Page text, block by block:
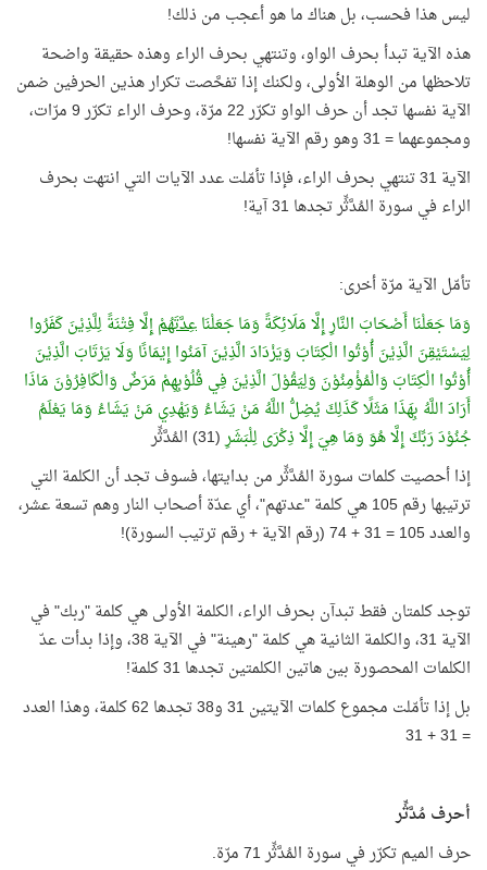
ليس هذا فحسب، بل هناك ما هو أعجب من ذلك!
هذه الآية تبدأ بحرف الواو، وتنتهي بحرف الراء وهذه حقيقة واضحة
تلاحظها من الوهلة الأولى، ولكنك إذا تفحَّصت تكرار هذين الحرفين ضمن
الآية نفسها تجد أن حرف الواو تكرّر 22 مرّة، وحرف الراء تكرّر 9 مرّات،
ومجموعهما = 31 وهو رقم الآية نفسها!
الآية 31 تنتهي بحرف الراء، فإذا تأمّلت عدد الآيات التي انتهت بحرف
الراء في سورة المُدَّثِّر تجدها 31 آية!
تأمّل الآية مرّة أخرى:
وَمَا جَعَلْنَا أَصْحَابَ النَّارِ إِلَّا مَلَائِكَةً وَمَا جَعَلْنَاعِدَّتَهُمْإِلَّا فِتْنَةً لِلَّذِيْنَ كَفَرُوا
لِيَسْتَيْقِنَ الَّذِيْنَ أُوْتُوا الْكِتَابَ وَيَزْدَادَ الَّذِيْنَ آمَنُوا إِيْمَانًا وَلَا يَرْتَابَ الَّذِيْنَ
أُوْتُوا الْكِتَابَ وَالْمُؤْمِنُوْنَ وَلِيَقُوْلَ الَّذِيْنَ فِي قُلُوْبِهِمْ مَرَضٌ وَالْكَافِرُوْنَ مَاذَا
أَرَادَ اللَّهُ بِهَذَا مَثَلًا كَذَلِكَ يُضِلُّ اللَّهُ مَنْ يَشَاءُ وَيَهْدِي مَنْ يَشَاءُ وَمَا يَعْلَمُ
جُنُوْدَ رَبِّكَ إِلَّا هُوَ وَمَا هِيَ إِلَّا ذِكْرَى لِلْبَشَرِ(31) المُدَّثِّر
إذا أحصيت كلمات سورة المُدَّثِّر من بدايتها، فسوف تجد أن الكلمة التي
ترتيبها رقم 105 هي كلمة "عدتهم"، أي عدّة أصحاب النار وهم تسعة عشر،
والعدد 105 = 31 + 74 (رقم الآية + رقم ترتيب السورة)!
توجد كلمتان فقط تبدآن بحرف الراء، الكلمة الأولى هي كلمة "ربك" في
الآية 31، والكلمة الثانية هي كلمة "رهينة" في الآية 38، وإذا بدأت عدّ
الكلمات المحصورة بين هاتين الكلمتين تجدها 31 كلمة!
بل إذا تأمّلت مجموع كلمات الآيتين 31 و38 تجدها 62 كلمة، وهذا العدد
= 31 + 31
أحرف مُدَّثِّر
حرف الميم تكرّر في سورة المُدَّثِّر 71 مرّة.